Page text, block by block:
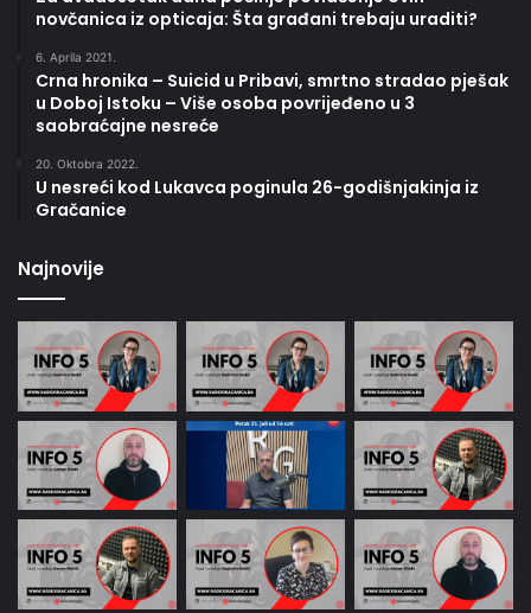
novčanica iz opticaja: Šta građani trebaju uraditi?
6. Aprila 2021.
Crna hronika – Suicid u Pribavi, smrtno stradao pješak
u Doboj Istoku – Više osoba povrijeđeno u 3
saobraćajne nesreće
20. Oktobra 2022.
U nesreći kod Lukavca poginula 26-godišnjakinja iz
Gračanice
Najnovije